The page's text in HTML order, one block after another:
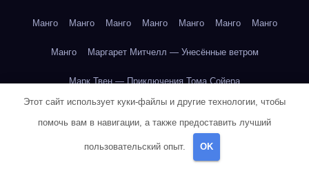
Манго Манго Манго Манго Манго Манго Манго
Манго Маргарет Митчелл — Унесённые ветром
Марк Твен — Приключения Тома Сойера
Марк Твен — Приключения Тома Сойера
Этот сайт использует куки-файлы и другие технологии, чтобы
помочь вам в навигации, а также предоставить лучший
пользовательский опыт. OK